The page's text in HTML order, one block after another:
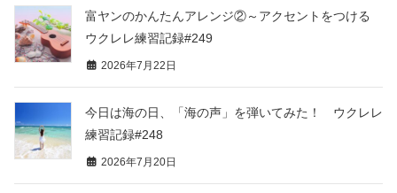
富ヤンのかんたんアレンジ②～アクセントをつける
ウクレレ練習記録#249
2026年7月22日
今日は海の日、「海の声」を弾いてみた！ ウクレレ
練習記録#248
2026年7月20日